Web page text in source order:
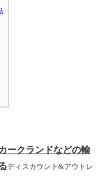
ークランドなどの輸
ディスカウント&アウトレ